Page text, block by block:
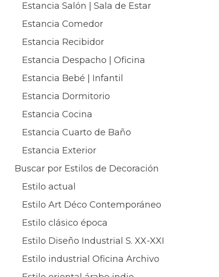
Estancia Salón | Sala de Estar
Estancia Comedor
Estancia Recibidor
Estancia Despacho | Oficina
Estancia Bebé | Infantil
Estancia Dormitorio
Estancia Cocina
Estancia Cuarto de Baño
Estancia Exterior
Buscar por Estilos de Decoración
Estilo actual
Estilo Art Déco Contemporáneo
Estilo clásico época
Estilo Diseño Industrial S. XX-XXI
Estilo industrial Oficina Archivo